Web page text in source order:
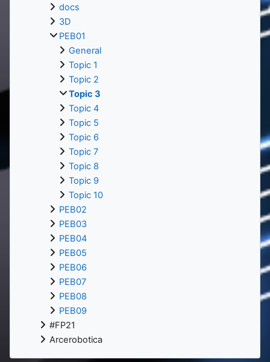
docs
3D
PEB01
General
Topic 1
Topic 2
Topic 3
Topic 4
Topic 5
Topic 6
Topic 7
Topic 8
Topic 9
Topic 10
PEB02
PEB03
PEB04
PEB05
PEB06
PEB07
PEB08
PEB09
#FP21
Arcerobotica